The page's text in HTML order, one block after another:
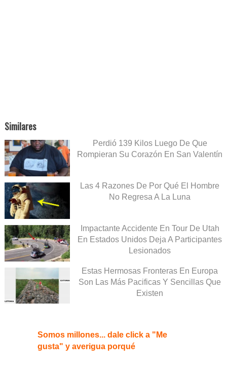
Similares
Perdió 139 Kilos Luego De Que
Rompieran Su Corazón En San Valentín
Las 4 Razones De Por Qué El Hombre
No Regresa A La Luna
Impactante Accidente En Tour De Utah
En Estados Unidos Deja A Participantes
Lesionados
Estas Hermosas Fronteras En Europa
Son Las Más Pacificas Y Sencillas Que
Existen
Somos millones... dale click a "Me
gusta" y averigua porqué